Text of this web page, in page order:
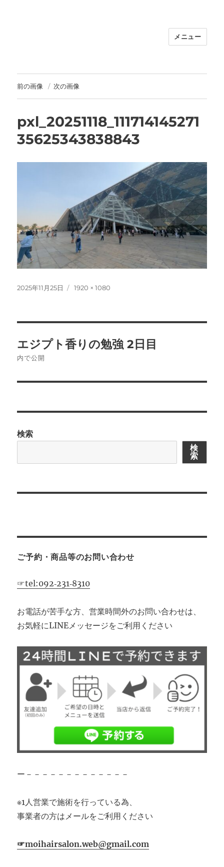
福岡｜天神/今泉/薬院の美容室｜moi
30代からの大人の本気ケアサロン｜オ
フィシャルサイト｜福岡天神エリアで
早朝7時から深夜24時まで営業｜天然
100％ハナヘナ｜湯シャン｜
メニュー
前の画像 次の画像
pxl_20251118_111714145271
35625343838843
投
2025年11月25日
フ
1920 × 1080
稿
ゲ
ー
エジプト香りの勉強 2日目
内で公開
検索
検
索
ご予約・商品等のお問い合わせ
☞tel:092‐231‐8310
お電話が苦手な方、営業時間外のお問い合わせは、
お気軽にLINEメッセージをご利用ください
ー－－－－－－－－－－－－－
※1人営業で施術を行っている為、
事業者の方はメールをご利用ください
☞moihairsalon.web@gmail.com